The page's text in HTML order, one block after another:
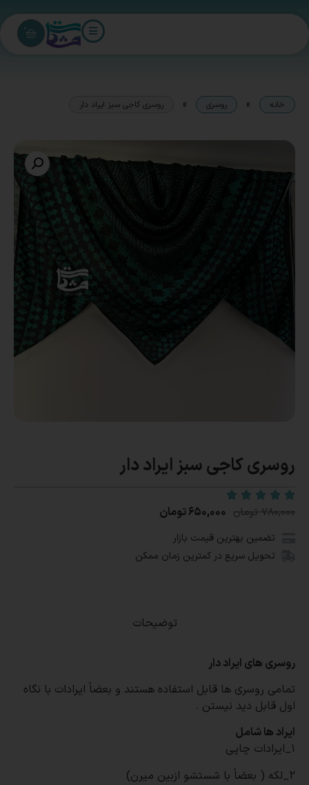
0
خانه » روسری » روسری کاجی سبز ایراد دار
روسری کاجی سبز ایراد دار
۷۸۰,۰۰۰ تومان ۶۵۰,۰۰۰تومان
تضمین بهترین قیمت بازار
تحویل سریع در کمترین زمان ممکن
توضیحات
روسری های ایراد دار
تمامی روسری ها قابل استفاده هستند و بعضاً ایرادات با نگاه
اول قابل دید نیستن .
ایراد ها شامل
۱_ایرادات چاپی
۲_لکه ( بعضاً با شستشو ازبین میرن)